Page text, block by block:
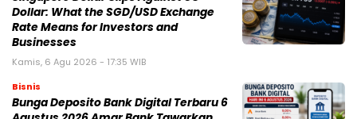
Dollar: What the SGD/USD Exchange
Rate Means for Investors and
Businesses
Kamis, 6 Agu 2026 - 17:35 WIB
Bisnis
Bunga Deposito Bank Digital Terbaru 6